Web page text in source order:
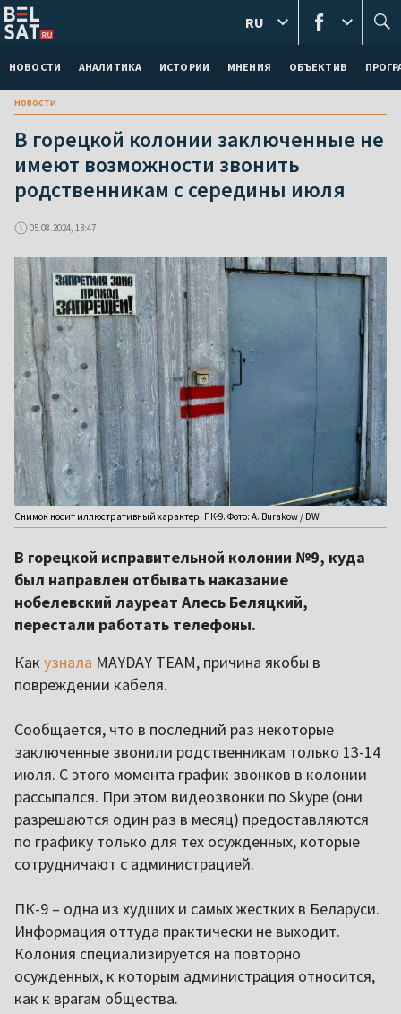
НОВОСТИ АНАЛИТИКА ИСТОРИИ МНЕНИЯ ОБЪЕКТИВ
RU
новости
В горецкой колонии заключенные не
имеют возможности звонить
родственникам с середины июля
05.08.2024, 13:47
Снимок носит иллюстративный характер. ПК-9. Фото: A. Burakow / DW
В горецкой исправительной колонии №9, куда
был направлен отбывать наказание
нобелевский лауреат Алесь Беляцкий,
перестали работать телефоны.
Как узнала MAYDAY TEAM, причина якобы в
повреждении кабеля.
Сообщается, что в последний раз некоторые
заключенные звонили родственникам только 13-14
июля. С этого момента график звонков в колонии
рассыпался. При этом видеозвонки по Skype (они
разрешаются один раз в месяц) предоставляются
по графику только для тех осужденных, которые
сотрудничают с администрацией.
ПК-9 – одна из худших и самых жестких в Беларуси.
Информация оттуда практически не выходит.
Колония специализируется на повторно
осужденных, к которым администрация относится,
как к врагам общества.